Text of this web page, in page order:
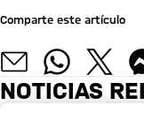
Comparte este artículo
NOTICIAS